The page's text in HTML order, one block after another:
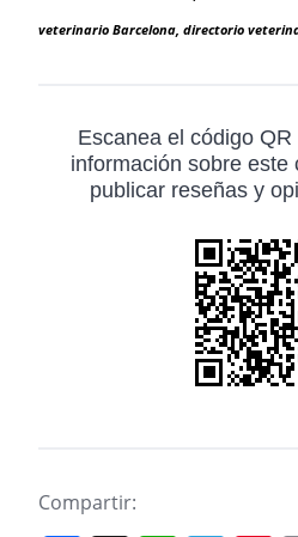
veterinario Barcelona, directorio
Escanea el código
información sobre este
publicar reseñas y
Compartir: